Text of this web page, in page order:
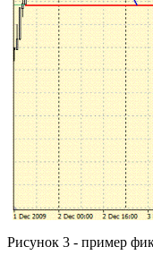
Рисунок 3 - пример